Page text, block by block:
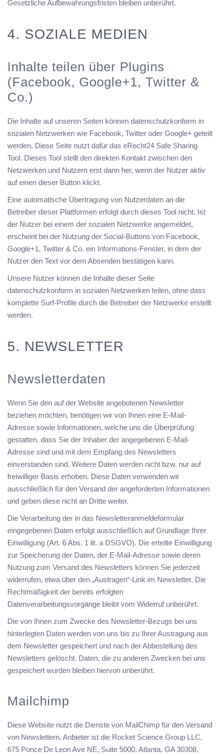
Gesetzliche Aufbewahrungsfristen bleiben unberührt.
4. SOZIALE MEDIEN
Inhalte teilen über Plugins
(Facebook, Google+1, Twitter &
Co.)
Die Inhalte auf unseren Seiten können datenschutzkonform in
sozialen Netzwerken wie Facebook, Twitter oder Google+ geteilt
werden. Diese Seite nutzt dafür das eRecht24 Safe Sharing
Tool. Dieses Tool stellt den direkten Kontakt zwischen den
Netzwerken und Nutzern erst dann her, wenn der Nutzer aktiv
auf einen dieser Button klickt.
Eine automatische Übertragung von Nutzerdaten an die
Betreiber dieser Plattformen erfolgt durch dieses Tool nicht. Ist
der Nutzer bei einem der sozialen Netzwerke angemeldet,
erscheint bei der Nutzung der Social-Buttons von Facebook,
Google+1, Twitter & Co. ein Informations-Fenster, in dem der
Nutzer den Text vor dem Absenden bestätigen kann.
Unsere Nutzer können die Inhalte dieser Seite
datenschutzkonform in sozialen Netzwerken teilen, ohne dass
komplette Surf-Profile durch die Betreiber der Netzwerke erstellt
werden.
5. NEWSLETTER
Newsletterdaten
Wenn Sie den auf der Website angebotenen Newsletter
beziehen möchten, benötigen wir von Ihnen eine E-Mail-
Adresse sowie Informationen, welche uns die Überprüfung
gestatten, dass Sie der Inhaber der angegebenen E-Mail-
Adresse sind und mit dem Empfang des Newsletters
einverstanden sind. Weitere Daten werden nicht bzw. nur auf
freiwilliger Basis erhoben. Diese Daten verwenden wir
ausschließlich für den Versand der angeforderten Informationen
und geben diese nicht an Dritte weiter.
Die Verarbeitung der in das Newsletteranmeldeformular
eingegebenen Daten erfolgt ausschließlich auf Grundlage Ihrer
Einwilligung (Art. 6 Abs. 1 lit. a DSGVO). Die erteilte Einwilligung
zur Speicherung der Daten, der E-Mail-Adresse sowie deren
Nutzung zum Versand des Newsletters können Sie jederzeit
widerrufen, etwa über den „Austragen“-Link im Newsletter. Die
Rechtmäßigkeit der bereits erfolgten
Datenverarbeitungsvorgänge bleibt vom Widerruf unberührt.
Die von Ihnen zum Zwecke des Newsletter-Bezugs bei uns
hinterlegten Daten werden von uns bis zu Ihrer Austragung aus
dem Newsletter gespeichert und nach der Abbestellung des
Newsletters gelöscht. Daten, die zu anderen Zwecken bei uns
gespeichert wurden bleiben hiervon unberührt.
Mailchimp
Diese Website nutzt die Dienste von MailChimp für den Versand
von Newslettern. Anbieter ist die Rocket Science Group LLC,
675 Ponce De Leon Ave NE, Suite 5000, Atlanta, GA 30308,